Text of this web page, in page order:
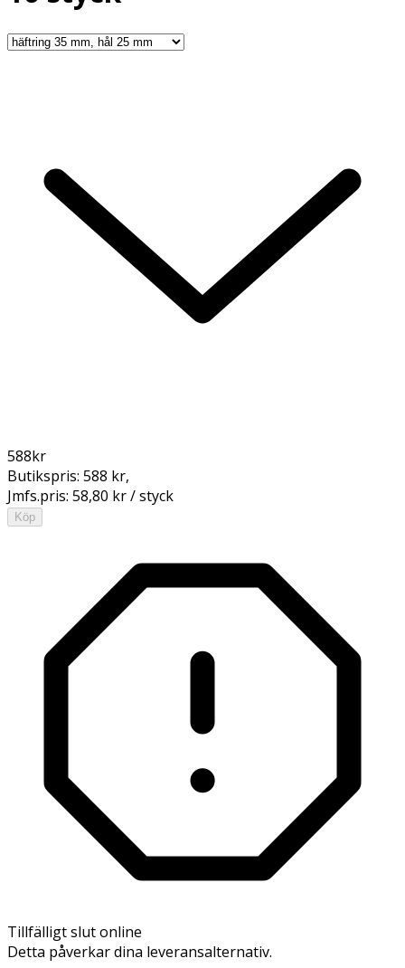
588kr
Butikspris: 588 kr,
Jmfs.pris: 58,80 kr / styck
Köp
Tillfälligt slut online
Detta påverkar dina leveransalternativ.